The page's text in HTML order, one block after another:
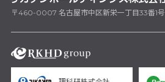
〒460-0007 名古屋市中区新栄一丁目33番1号